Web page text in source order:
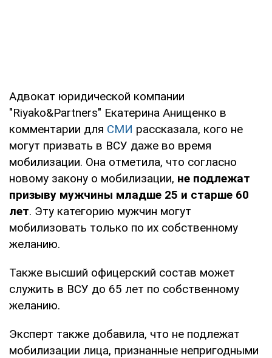
Адвокат юридической компании
"Riyako&Partners" Екатерина Анищенко в
комментарии для СМИ рассказала, кого не
могут призвать в ВСУ даже во время
мобилизации. Она отметила, что согласно
новому закону о мобилизации, не подлежат
призыву мужчины младше 25 и старше 60
лет. Эту категорию мужчин могут
мобилизовать только по их собственному
желанию.
Также высший офицерский состав может
служить в ВСУ до 65 лет по собственному
желанию.
Эксперт также добавила, что не подлежат
мобилизации лица, признанные непригодными